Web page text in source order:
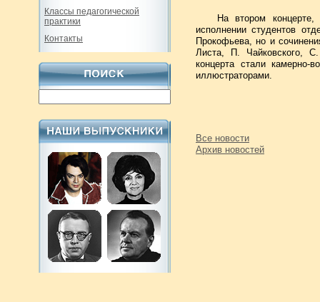
Классы педагогической
практики
Контакты
На втором
исполнении студентов
Прокофьева, но и
Листа, П. Чайковского,
концерта стали камерно-
иллюстраторами.
Все новости
Архив новостей